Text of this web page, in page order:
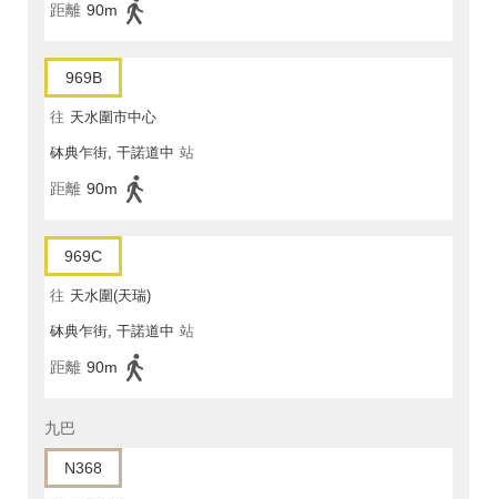
距離 90m
969B
往 天水圍市中心
砵典乍街, 干諾道中 站
距離 90m
969C
往 天水圍(天瑞)
砵典乍街, 干諾道中 站
距離 90m
九巴
N368